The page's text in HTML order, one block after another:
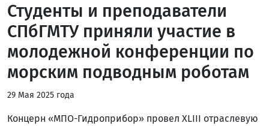
Студенты и преподаватели
СПбГМТУ приняли участие в
молодежной конференции по
морским подводным роботам
29 Мая 2025 года
Концерн «МПО-Гидроприбор» провел XLIII отраслевую